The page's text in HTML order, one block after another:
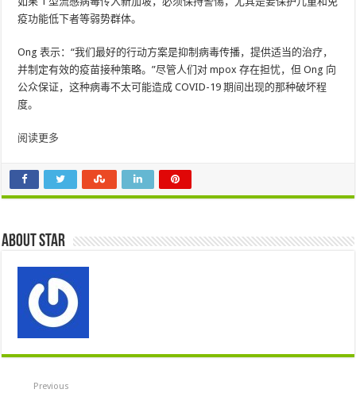
疫功能低下者等弱势群体。
Ong 表示：“我们最好的行动方案是抑制病毒传播，提供适当的治疗，
并制定有效的疫苗接种策略。”尽管人们对 mpox 存在担忧，但 Ong 向
公众保证，这种病毒不太可能造成 COVID-19 期间出现的那种破坏程
度。
阅读更多
About star
Previous